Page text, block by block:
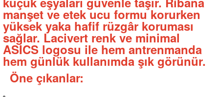
manşet ve etek ucu formu korurken
yüksek yaka hafif rüzgâr koruması
sağlar. Lacivert renk ve minimal
ASICS logosu ile hem antrenmanda
hem günlük kullanımda şık görünür.
Öne çıkanlar: